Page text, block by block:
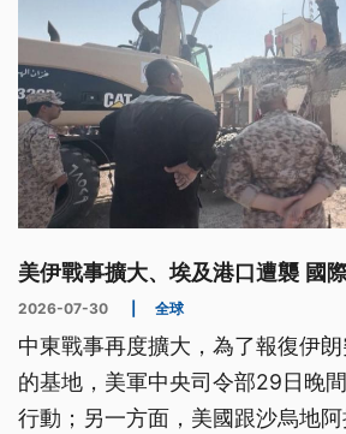
美伊戰事擴大、埃及港口遭襲 國
2026-07-30 全球
中東戰事再度擴大，為了報復伊
的基地，美軍中央司令部29日晚
行動；另一方面，美國跟沙烏地